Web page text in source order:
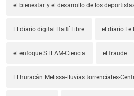
el bienestar y el desarrollo de los
El diario digital Haití Libre el diario Le
el enfoque STEAM-Ciencia el fraude
El huracán Melissa-lluvias torrenciales-